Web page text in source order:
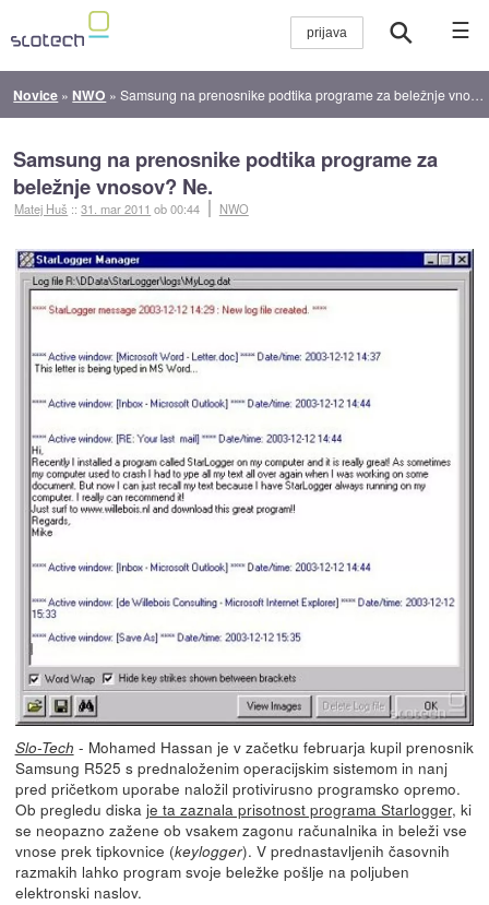
☰
Novice » NWO »Samsung na prenosnike podtika programe za beležnje vnosov? Ne.
Samsung na prenosnike podtika programe za
beležnje vnosov? Ne.
Matej Huš ::31. mar 2011 ob 00:44 NWO
Slo-Tech - Mohamed Hassan je v začetku februarja kupil prenosnik
Samsung R525 s prednaloženim operacijskim sistemom in nanj
pred pričetkom uporabe naložil protivirusno programsko opremo.
Ob pregledu diska je ta zaznala prisotnost programa Starlogger, ki
se neopazno zažene ob vsakem zagonu računalnika in beleži vse
vnose prek tipkovnice (keylogger). V prednastavljenih časovnih
razmakih lahko program svoje beležke pošlje na poljuben
elektronski naslov.